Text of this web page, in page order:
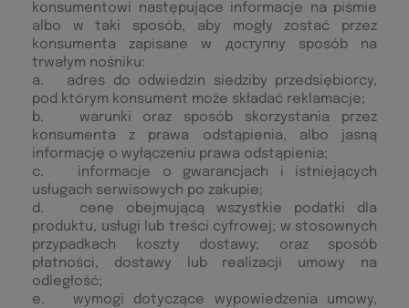
konsumentowi następujące informacje na piśmie
albo w taki sposób, aby mogły zostać przez
konsumenta zapisane w доступny sposób na
trwałym nośniku:
a. adres do odwiedzin siedziby przedsiębiorcy,
pod którym konsument może składać reklamacje;
b. warunki oraz sposób skorzystania przez
konsumenta z prawa odstąpienia, albo jasną
informację o wyłączeniu prawa odstąpienia;
c. informacje o gwarancjach i istniejących
usługach serwisowych po zakupie;
d. cenę obejmującą wszystkie podatki dla
produktu, usługi lub treści cyfrowej; w stosownych
przypadkach koszty dostawy; oraz sposób
płatności, dostawy lub realizacji umowy na
odległość;
e. wymogi dotyczące wypowiedzenia umowy,